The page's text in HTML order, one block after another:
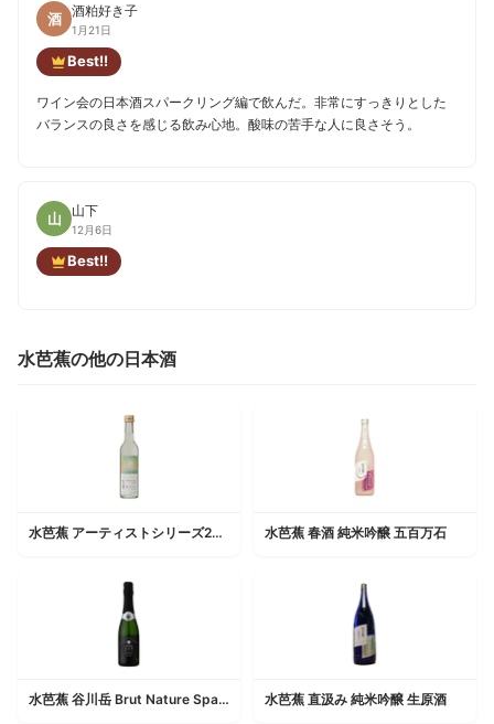
酒 酒粕好き子
1月21日
Best!!
ワイン会の日本酒スパークリング編で飲んだ。非常にすっきりとした
バランスの良さを感じる飲み心地。酸味の苦手な人に良さそう。
山 山下
12月6日
Best!!
水芭蕉の他の日本酒
水芭蕉 アーティストシリーズ2020 デザート酒 水芭蕉 春酒 純米吟醸 五百万石
水芭蕉 谷川岳 Brut Nature Sparkling 135th Anniversary 水芭蕉 直汲み 純米吟醸 生原酒